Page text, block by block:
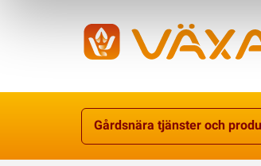
Gårdsnära tjänster och